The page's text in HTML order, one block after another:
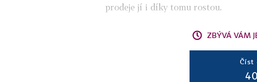
prodeje jí i díky tomu rostou.
ZBÝVÁ VÁM
Číst